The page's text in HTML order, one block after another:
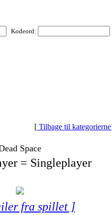
Kodeord:
[ Tilbage til kategorierne
Space
= Singleplayer
fra spillet ]